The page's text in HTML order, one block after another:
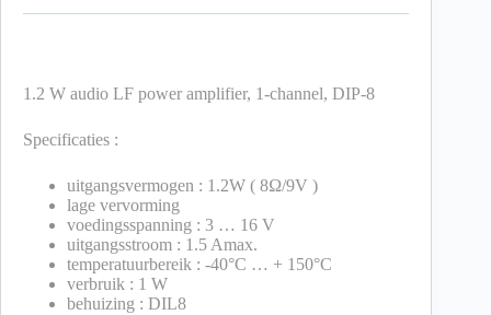
1.2 W audio LF power amplifier, 1-channel, DIP-8
Specificaties :
uitgangsvermogen : 1.2W ( 8Ω/9V )
lage vervorming
voedingsspanning : 3 … 16 V
uitgangsstroom : 1.5 Amax.
temperatuurbereik : -40°C … + 150°C
verbruik : 1 W
behuizing : DIL8